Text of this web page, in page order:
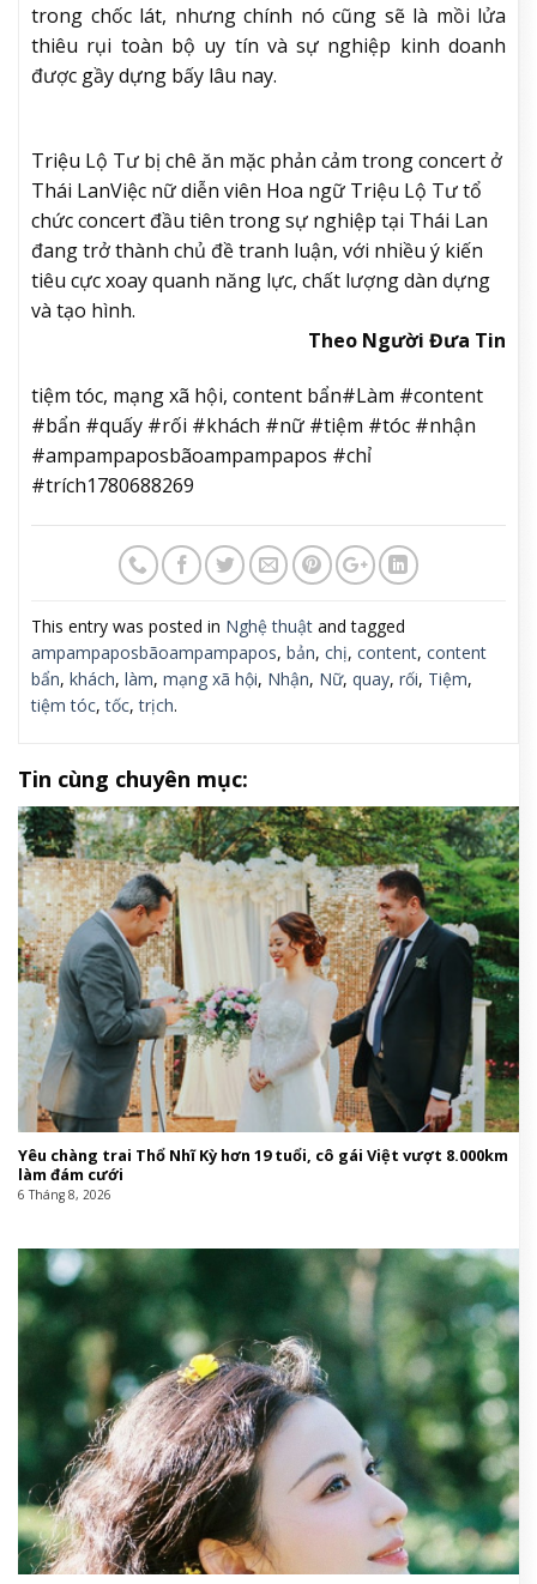
trong chốc lát, nhưng chính nó cũng sẽ là mồi lửa
thiêu rụi toàn bộ uy tín và sự nghiệp kinh doanh
được gầy dựng bấy lâu nay.
Triệu Lộ Tư bị chê ăn mặc phản cảm trong concert ở
Thái LanViệc nữ diễn viên Hoa ngữ Triệu Lộ Tư tổ
chức concert đầu tiên trong sự nghiệp tại Thái Lan
đang trở thành chủ đề tranh luận, với nhiều ý kiến
tiêu cực xoay quanh năng lực, chất lượng dàn dựng
và tạo hình.
Theo Người Đưa Tin
tiệm tóc, mạng xã hội, content bẩn#Làm #content
#bẩn #quấy #rối #khách #nữ #tiệm #tóc #nhận
#ampampaposbãoampampapos #chỉ
#trích1780688269
This entry was posted in Nghệ thuật and tagged
ampampaposbãoampampapos, bản, chị, content, content
bẩn, khách, làm, mạng xã hội, Nhận, Nữ, quay, rối, Tiệm,
tiệm tóc,tốc,trịch.
Tin cùng chuyên mục:
Yêu chàng trai Thổ Nhĩ Kỳ hơn 19 tuổi, cô gái Việt vượt 8.000km
làm đám cưới
6 Tháng 8, 2026